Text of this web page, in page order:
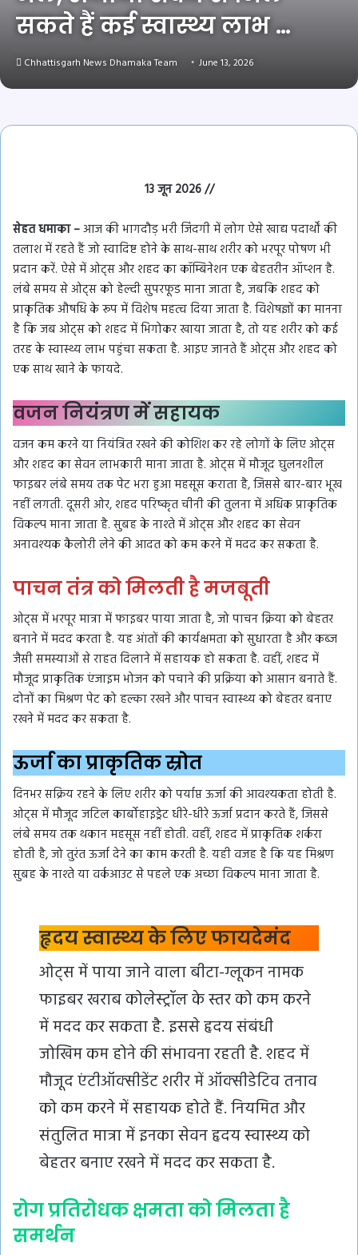
सकते हैं कई स्वास्थ्य लाभ …
Chhattisgarh News Dhamaka Team June 13, 2026
13 जून 2026 //
सेहत धमाका –आज की भागदौड़ भरी जिंदगी में लोग ऐसे खाद्य पदार्थों की
तलाश में रहते हैं जो स्वादिष्ट होने के साथ-साथ शरीर को भरपूर पोषण भी
प्रदान करें. ऐसे में ओट्स और शहद का कॉम्बिनेशन एक बेहतरीन ऑप्शन है.
लंबे समय से ओट्स को हेल्दी सुपरफूड माना जाता है, जबकि शहद को
प्राकृतिक औषधि के रूप में विशेष महत्व दिया जाता है. विशेषज्ञों का मानना
है कि जब ओट्स को शहद में भिगोकर खाया जाता है, तो यह शरीर को कई
तरह के स्वास्थ्य लाभ पहुंचा सकता है. आइए जानते हैं ओट्स और शहद को
एक साथ खाने के फायदे.
वजन नियंत्रण में सहायक
वजन कम करने या नियंत्रित रखने की कोशिश कर रहे लोगों के लिए ओट्स
और शहद का सेवन लाभकारी माना जाता है. ओट्स में मौजूद घुलनशील
फाइबर लंबे समय तक पेट भरा हुआ महसूस कराता है, जिससे बार-बार भूख
नहीं लगती. दूसरी ओर, शहद परिष्कृत चीनी की तुलना में अधिक प्राकृतिक
विकल्प माना जाता है. सुबह के नाश्ते में ओट्स और शहद का सेवन
अनावश्यक कैलोरी लेने की आदत को कम करने में मदद कर सकता है.
पाचन तंत्र को मिलती है मजबूती
ओट्स में भरपूर मात्रा में फाइबर पाया जाता है, जो पाचन क्रिया को बेहतर
बनाने में मदद करता है. यह आंतों की कार्यक्षमता को सुधारता है और कब्ज
जैसी समस्याओं से राहत दिलाने में सहायक हो सकता है. वहीं, शहद में
मौजूद प्राकृतिक एंजाइम भोजन को पचाने की प्रक्रिया को आसान बनाते हैं.
दोनों का मिश्रण पेट को हल्का रखने और पाचन स्वास्थ्य को बेहतर बनाए
रखने में मदद कर सकता है.
ऊर्जा का प्राकृतिक स्रोत
दिनभर सक्रिय रहने के लिए शरीर को पर्याप्त ऊर्जा की आवश्यकता होती है.
ओट्स में मौजूद जटिल कार्बोहाइड्रेट धीरे-धीरे ऊर्जा प्रदान करते हैं, जिससे
लंबे समय तक थकान महसूस नहीं होती. वहीं, शहद में प्राकृतिक शर्करा
होती है, जो तुरंत ऊर्जा देने का काम करती है. यही वजह है कि यह मिश्रण
सुबह के नाश्ते या वर्कआउट से पहले एक अच्छा विकल्प माना जाता है.
हृदय स्वास्थ्य के लिए फायदेमंद
ओट्स में पाया जाने वाला बीटा-ग्लूकन नामक
फाइबर खराब कोलेस्ट्रॉल के स्तर को कम करने
में मदद कर सकता है. इससे हृदय संबंधी
जोखिम कम होने की संभावना रहती है. शहद में
मौजूद एंटीऑक्सीडेंट शरीर में ऑक्सीडेटिव तनाव
को कम करने में सहायक होते हैं. नियमित और
संतुलित मात्रा में इनका सेवन हृदय स्वास्थ्य को
बेहतर बनाए रखने में मदद कर सकता है.
रोग प्रतिरोधक क्षमता को मिलता है
समर्थन